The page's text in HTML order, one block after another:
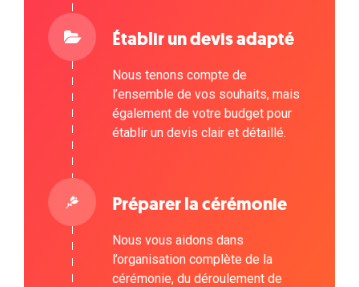
Établir un devis adapté
Nous tenons compte de
l’ensemble de vos souhaits, mais
également de votre budget pour
établir un devis clair et détaillé.
Préparer la cérémonie
Nous vous aidons dans
l’organisation complète de la
cérémonie, du déroulement de